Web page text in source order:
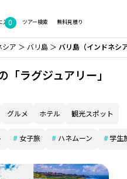
入り
0 無料見積り
ツアー検索
シア バリ島 バリ島（インドネシ
「ラグジュアリー」
グルメ ホテル 観光スポット
女子旅 ハネムーン 学生